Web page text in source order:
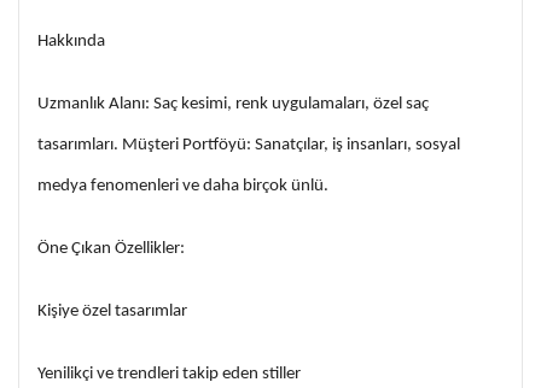
Hakkında
Uzmanlık Alanı: Saç kesimi, renk uygulamaları, özel saç
tasarımları. Müşteri Portföyü: Sanatçılar, iş insanları, sosyal
medya fenomenleri ve daha birçok ünlü.
Öne Çıkan Özellikler:
Kişiye özel tasarımlar
Yenilikçi ve trendleri takip eden stiller